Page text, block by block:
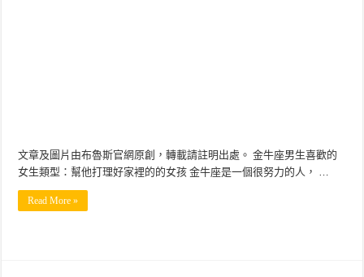
文章及圖片由布魯斯官網原創，轉載請註明出處。 金牛座男生喜歡的
女生類型：幫他打理好家裡的的女孩 金牛座是一個很努力的人， …
Read More »